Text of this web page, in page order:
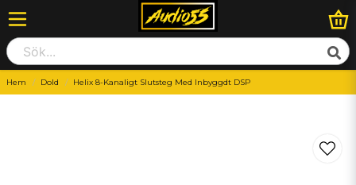
Hem Dold Helix 8-Kanaligt Slutsteg Med Inbyggdt DSP